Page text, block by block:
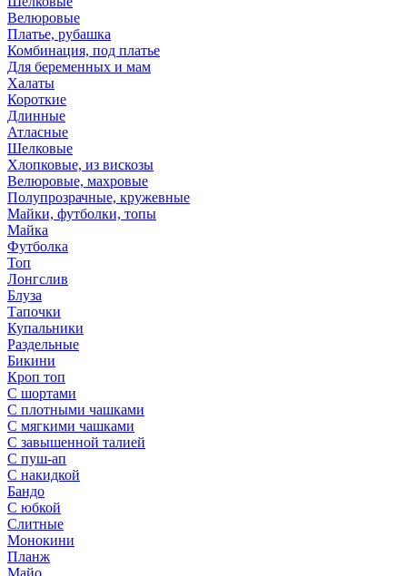
Велюровые
Платье, рубашка
Комбинация, под платье
Для беременных и мам
Халаты
Короткие
Длинные
Атласные
Шелковые
Хлопковые, из вискозы
Велюровые, махровые
Полупрозрачные, кружевные
Майки, футболки, топы
Майка
Футболка
Топ
Лонгслив
Блуза
Тапочки
Купальники
Раздельные
Бикини
Кроп топ
С шортами
С плотными чашками
С мягкими чашками
С завышенной талией
С пуш-ап
С накидкой
Бандо
С юбкой
Слитные
Монокини
Планж
Майо